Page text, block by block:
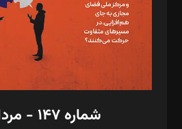
طراح یونیفرم: مجید توکلی
فیلمبرداری و عکاسی: امیر شفیعی، مانی
گرافیک و صفحه‌آرایی: سید‌سبحان‌علی ثابت
مد‌یر توسعه تجاری: کامبیز برید‌
امور مالی: شاپور رهبری، محمد‌ کاظمی‌نیا
شماره ۱۴۷ - مرداد ۱۴۰۵